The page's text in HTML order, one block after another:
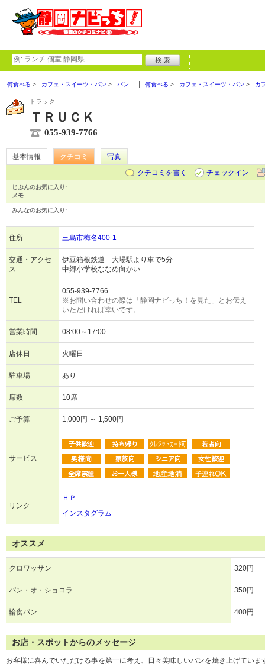
何食べる カフェ・スイーツ・パン パン 何食べる カフェ・スイーツ・パン カ
トラック
ＴＲＵＣＫ
055-939-7766
基本情報 クチコミ
写真
クチコミを書く
チェックイン
じぶんのお気に入り:
メモ:
みんなのお気に入り:
住所 三島市梅名400-1
交通・アクセ
ス
伊豆箱根鉄道 大場駅より車で5分
中郷小学校ななめ向かい
TEL
055-939-7766
※お問い合わせの際は「静岡ナビっち！を見た」とお伝え
いただければ幸いです。
営業時間 08:00～17:00
店休日 火曜日
駐車場 あり
席数 10席
ご予算 1,000円 ～ 1,500円
サービス
リンク
ＨＰ
インスタグラム
オススメ
クロワッサン 320円
パン・オ・ショコラ 350円
輪食パン 400円
お店・スポットからのメッセージ
お客様に喜んでいただける事を第一に考え、日々美味しいパンを焼き上げてい